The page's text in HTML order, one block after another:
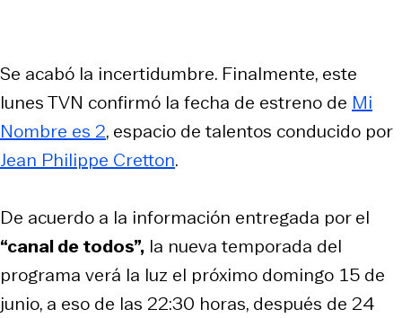
Se acabó la incertidumbre. Finalmente, este
lunes TVN confirmó la fecha de estreno de Mi
Nombre es 2, espacio de talentos conducido por
Jean Philippe Cretton.
De acuerdo a la información entregada por el
“canal de todos”, la nueva temporada del
programa verá la luz el próximo domingo 15 de
junio, a eso de las 22:30 horas, después de 24